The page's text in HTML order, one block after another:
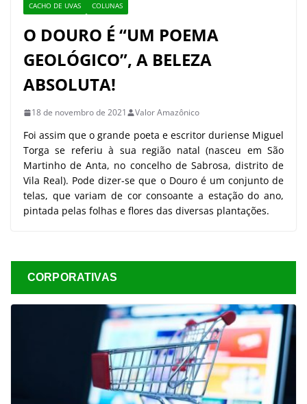
CACHO DE UVAS COLUNAS
O DOURO É “UM POEMA
GEOLÓGICO”, A BELEZA
ABSOLUTA!
18 de novembro de 2021 Valor Amazônico
Foi assim que o grande poeta e escritor duriense Miguel
Torga se referiu à sua região natal (nasceu em São
Martinho de Anta, no concelho de Sabrosa, distrito de
Vila Real). Pode dizer-se que o Douro é um conjunto de
telas, que variam de cor consoante a estação do ano,
pintada pelas folhas e flores das diversas plantações.
CORPORATIVAS